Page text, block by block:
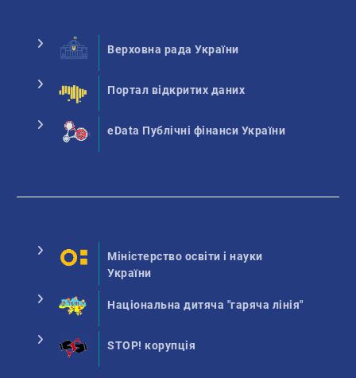
Верховна рада України
Портал відкритих даних
eData Публічні фінанси України
Міністерство освіти і науки
України
Національна дитяча "гаряча лінія"
STOP! корупція